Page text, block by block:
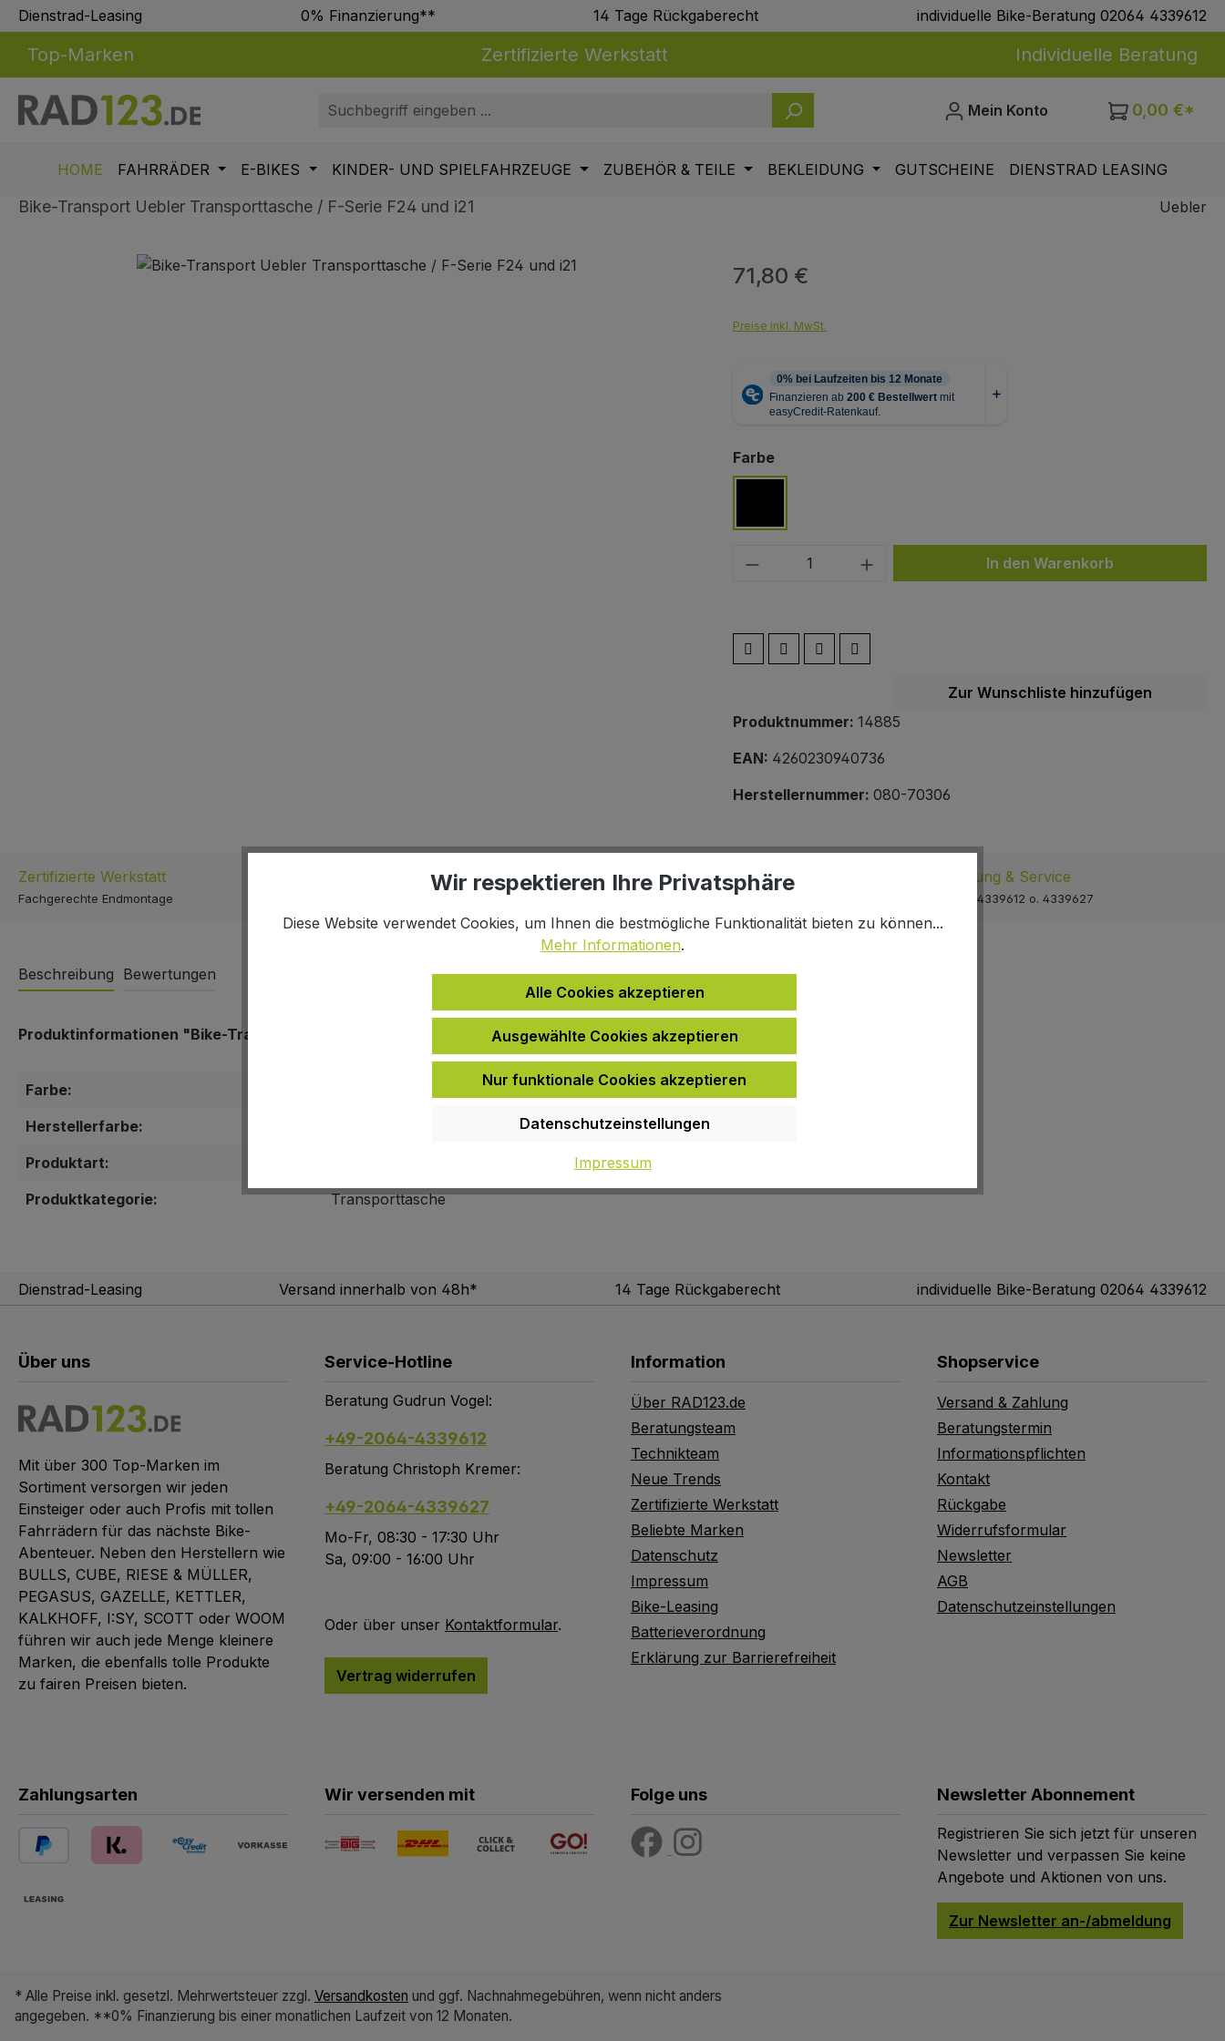
Hauptinhalt springen
Zur Suche springen
Zur Hauptnavigation springen
Dienstrad-Leasing 0% Finanzierung** 14 Tage Rückgaberecht individuelle Bike-Beratung 02064 4339612
Top-Marken Zertifizierte Werkstatt Individuelle Beratung
Mein Konto 0,00 €*
HOME FAHRRÄDER E-BIKES KINDER- UND SPIELFAHRZEUGE ZUBEHÖR & TEILE BEKLEIDUNG GUTSCHEINE DIENSTRAD LEASING
Bike-Transport Uebler Transporttasche / F-Serie F24 und i21 Uebler
Bildergalerie überspringen
Regulärer Preis:
71,80 €
Preise inkl. MwSt.
Farbeauswählen
Produkt Anzahl: Gib den gewünschten Wert
In den Warenkorb
Zur Wunschliste hinzufügen
Produktnummer: 14885
EAN: 4260230940736
Herstellernummer: 080-70306
Zertifizierte Werkstatt
Fachgerechte Endmontage
Schnell & Einfach Click & Collect
Online kaufen, im Fachmarkt abholen
Beratung & Service
02064 4339612 o. 4339627
Beschreibung Bewertungen
Produktinformationen "Bike-Transport Uebler Transporttasche / F-Serie F24 und i21"
Farbe:
Herstellerfarbe:
Produktart:
Produktkategorie:
Transporttasche
Dienstrad-Leasing Versand innerhalb von 48h* 14 Tage Rückgaberecht individuelle Bike-Beratung 02064 4339612
Über uns
Mit über 300 Top-Marken im
Sortiment versorgen wir jeden
Einsteiger oder auch Profis mit tollen
Fahrrädern für das nächste Bike-
Abenteuer. Neben den Herstellern wie
BULLS, CUBE, RIESE & MÜLLER,
PEGASUS, GAZELLE, KETTLER,
KALKHOFF, I:SY, SCOTT oder WOOM
führen wir auch jede Menge kleinere
Marken, die ebenfalls tolle Produkte
zu fairen Preisen bieten.
Service-Hotline
Beratung Gudrun Vogel:
+49-2064-4339612
Beratung Christoph Kremer:
+49-2064-4339627
Mo-Fr, 08:30 - 17:30 Uhr
Sa, 09:00 - 16:00 Uhr
Oder über unser Kontaktformular.
Vertrag widerrufen
Information
Über RAD123.de
Beratungsteam
Technikteam
Neue Trends
Zertifizierte Werkstatt
Beliebte Marken
Datenschutz
Impressum
Bike-Leasing
Batterieverordnung
Erklärung zur Barrierefreiheit
Shopservice
Versand & Zahlung
Beratungstermin
Informationspflichten
Kontakt
Rückgabe
Widerrufsformular
Newsletter
AGB
Datenschutzeinstellungen
Zahlungsarten Wir versenden mit Folge uns Newsletter Abonnement
Registrieren Sie sich jetzt für unseren
Newsletter und verpassen Sie keine
Angebote und Aktionen von uns.
Zur Newsletter an-/abmeldung
* Alle Preise inkl. gesetzl. Mehrwertsteuer zzgl. Versandkosten und ggf. Nachnahmegebühren, wenn nicht anders
angegeben. **0% Finanzierung bis einer monatlichen Laufzeit von 12 Monaten.
Wir respektieren Ihre Privatsphäre
Diese Website verwendet Cookies, um Ihnen die bestmögliche Funktionalität bieten zu können...
Mehr Informationen.
Alle Cookies akzeptieren
Ausgewählte Cookies akzeptieren
Nur funktionale Cookies akzeptieren
Datenschutzeinstellungen
Impressum